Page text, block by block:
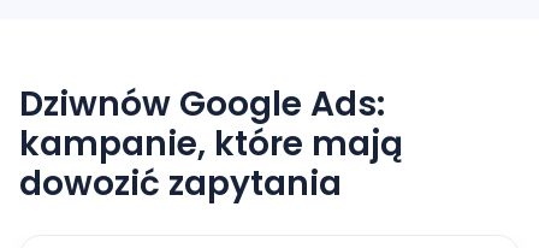
Dziwnów Google Ads:
kampanie, które mają
dowozić zapytania